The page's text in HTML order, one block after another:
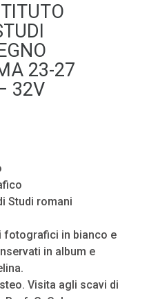
23-27
32V
Studi romani
fotografici in bianco e
in album e
Visita agli scavi di